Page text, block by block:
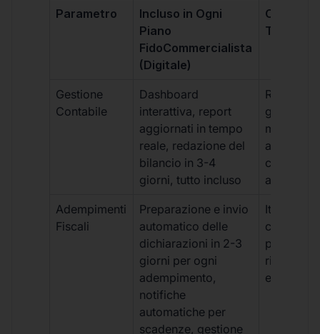
Parametro
Incluso in Ogni
Piano
FidoCommercialista
(Digitale)
Gestione
Contabile
Dashboard
interattiva, report
aggiornati in tempo
reale, redazione del
bilancio in 3-4
giorni, tutto incluso
Report
gestione
manuale,
con
aggiuntivi
Adempimenti
Fiscali
Preparazione e invio
automatico delle
dichiarazioni in 2-3
giorni per ogni
adempimento,
notifiche
automatiche per
scadenze, gestione
Iter
costi
per ogni
rischio di
e